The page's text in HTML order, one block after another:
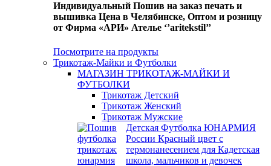
Индивидуальный Пошив на заказ печать и
вышивка Цена в Челябинске, Оптом и розницу
от Фирма «АРИ» Ателье ‘’aritekstil’’
Посмотрите на продукты
Трикотаж-Майки и Футболки
МАГАЗИН ТРИКОТАЖ-МАЙКИ И
ФУТБОЛКИ
Трикотаж Детский
Трикотаж Женский
Трикотаж Мужские
Детская Футболка ЮНАРМИЯ
России Красный цвет с
термонанесением для Кадетская
школа, мальчиков и девочек